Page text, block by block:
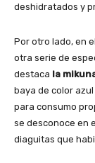
deshidratados y
Por otro lado, en
otra serie de
destaca la
baya de color
para consumo
se desconoce en
diaguitas que